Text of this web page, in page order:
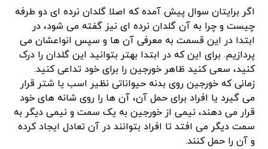
اگر برایتان سوال پیش آمده که اصلا گلدان نرده ای دو طرفه
چیست و چرا به آن گلدان نرده ای نیز گفته می شود، در
ابتدا در این قسمت به معرفی آن ها و سپس انواعشان می
پردازیم. برای این که در ابتدا بهتر بتوانید این گلدان را درک
کنید، سعی کنید ظاهر خورجین را برای خود تداعی کنید.
زمانی که خورجین روی بدنه حیواناتی نظیر اسب یا شتر قرار
می گیرد یا افراد برای حمل آن، آن ها را روی شانه های خود
قرار می دهند، نیمی از خورجین به یک سمت و نیمی دیگر به
سمت دیگر می افتد تا افراد بتوانند در آن تعادل ایجاد کرده
و آن را حمل کنند.